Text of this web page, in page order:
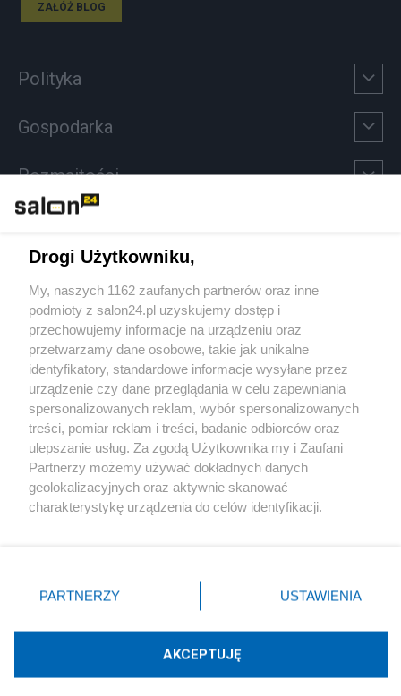
ZAŁÓŻ BLOG
Polityka
Gospodarka
Rozmaitości
Sport
Społeczeństwo
Kultura
X Facebook Instagram Youtube
Technologię dostarcza:W3media.pl
Drogi Użytkowniku,
My, naszych 1162 zaufanych partnerów oraz inne
podmioty z salon24.pl uzyskujemy dostęp i
przechowujemy informacje na urządzeniu oraz
przetwarzamy dane osobowe, takie jak unikalne
identyfikatory, standardowe informacje wysyłane przez
urządzenie czy dane przeglądania w celu zapewniania
spersonalizowanych reklam, wybór spersonalizowanych
treści, pomiar reklam i treści, badanie odbiorców oraz
ulepszanie usług. Za zgodą Użytkownika my i Zaufani
Partnerzy możemy używać dokładnych danych
geolokalizacyjnych oraz aktywnie skanować
charakterystykę urządzenia do celów identyfikacji.
zmienić/wycofać klikając przycisk ustawień prywatności
znajdujący się w lewym dolnym rogu strony
rodzaje przetwarzania danych nie wymagają zgody
użytkownika, ale masz prawo sprzeciwić się takiemu
przetwarzaniu. Preferencje będą miały zastosowania tylko
PARTNERZY USTAWIENIA
AKCEPTUJĘ